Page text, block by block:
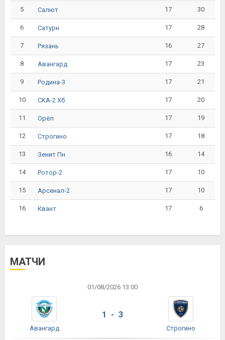
5 Салют 17 30
6 Сатурн 17 28
7 Рязань 16 27
8 Авангард 17 23
9 Родина-3 17 21
10 СКА-2 Хб 17 20
11 Орёл 17 19
12 Строгино 17 18
13 Зенит Пн 16 14
14 Ротор-2 17 10
15 Арсенал-2 17 10
16 Квант 17 6
МАТЧИ
01/08/2026 13:00
Авангард
1 - 3
Строгино